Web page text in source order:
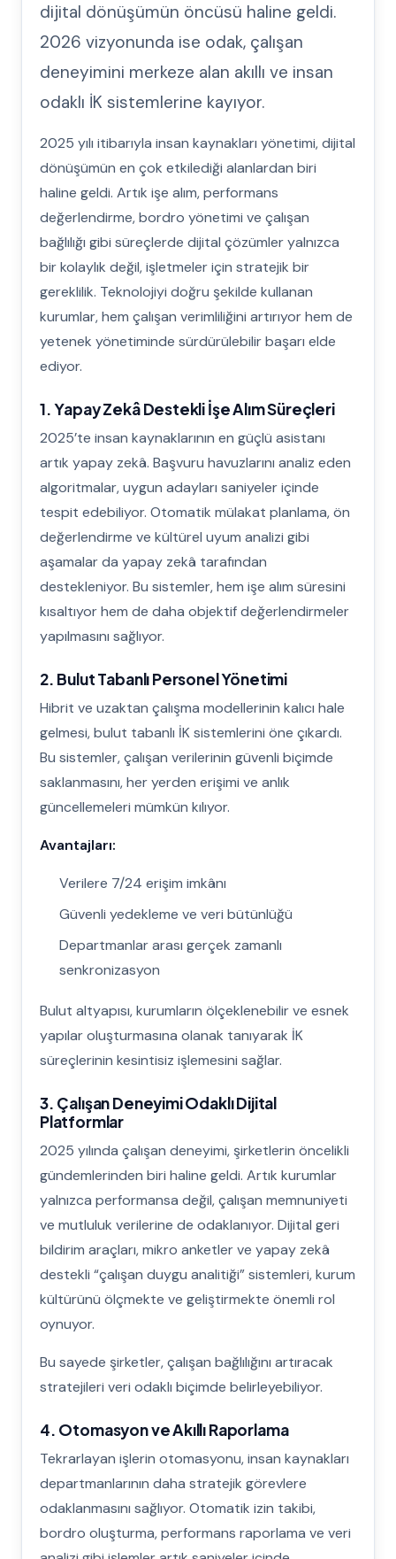
dijital dönüşümün öncüsü haline geldi.
2026 vizyonunda ise odak, çalışan
deneyimini merkeze alan akıllı ve insan
odaklı İK sistemlerine kayıyor.
2025 yılı itibarıyla insan kaynakları yönetimi, dijital
dönüşümün en çok etkilediği alanlardan biri
haline geldi. Artık işe alım, performans
değerlendirme, bordro yönetimi ve çalışan
bağlılığı gibi süreçlerde dijital çözümler yalnızca
bir kolaylık değil, işletmeler için stratejik bir
gereklilik. Teknolojiyi doğru şekilde kullanan
kurumlar, hem çalışan verimliliğini artırıyor hem de
yetenek yönetiminde sürdürülebilir başarı elde
ediyor.
1. Yapay Zekâ Destekli İşe Alım Süreçleri
2025’te insan kaynaklarının en güçlü asistanı
artık yapay zekâ. Başvuru havuzlarını analiz eden
algoritmalar, uygun adayları saniyeler içinde
tespit edebiliyor. Otomatik mülakat planlama, ön
değerlendirme ve kültürel uyum analizi gibi
aşamalar da yapay zekâ tarafından
destekleniyor. Bu sistemler, hem işe alım süresini
kısaltıyor hem de daha objektif değerlendirmeler
yapılmasını sağlıyor.
2. Bulut Tabanlı Personel Yönetimi
Hibrit ve uzaktan çalışma modellerinin kalıcı hale
gelmesi, bulut tabanlı İK sistemlerini öne çıkardı.
Bu sistemler, çalışan verilerinin güvenli biçimde
saklanmasını, her yerden erişimi ve anlık
güncellemeleri mümkün kılıyor.
Avantajları:
Verilere 7/24 erişim imkânı
Güvenli yedekleme ve veri bütünlüğü
Departmanlar arası gerçek zamanlı
senkronizasyon
Bulut altyapısı, kurumların ölçeklenebilir ve esnek
yapılar oluşturmasına olanak tanıyarak İK
süreçlerinin kesintisiz işlemesini sağlar.
3. Çalışan Deneyimi Odaklı Dijital
Platformlar
2025 yılında çalışan deneyimi, şirketlerin öncelikli
gündemlerinden biri haline geldi. Artık kurumlar
yalnızca performansa değil, çalışan memnuniyeti
ve mutluluk verilerine de odaklanıyor. Dijital geri
bildirim araçları, mikro anketler ve yapay zekâ
destekli “çalışan duygu analitiği” sistemleri, kurum
kültürünü ölçmekte ve geliştirmekte önemli rol
oynuyor.
Bu sayede şirketler, çalışan bağlılığını artıracak
stratejileri veri odaklı biçimde belirleyebiliyor.
4. Otomasyon ve Akıllı Raporlama
Tekrarlayan işlerin otomasyonu, insan kaynakları
departmanlarının daha stratejik görevlere
odaklanmasını sağlıyor. Otomatik izin takibi,
bordro oluşturma, performans raporlama ve veri